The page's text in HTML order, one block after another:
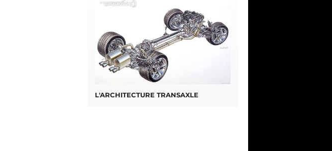
L'ARCHITECTURE TRANSAXLE